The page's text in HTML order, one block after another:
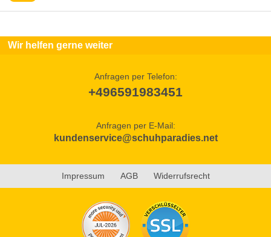
Wir helfen gerne weiter
Anfragen per Telefon:
+496591983451
Anfragen per E-Mail:
kundenservice@schuhparadies.net
Impressum AGB Widerrufsrecht